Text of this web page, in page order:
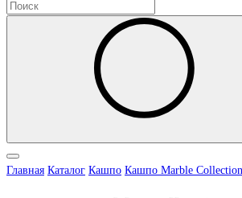
Главная Каталог Кашпо Кашпо Marble Collection